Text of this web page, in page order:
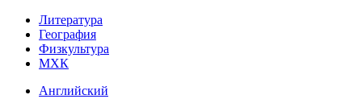
Литература
География
Физкультура
МХК
Английский